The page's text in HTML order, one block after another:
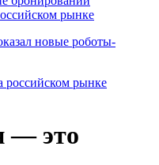
рынке
новые роботы-
— это